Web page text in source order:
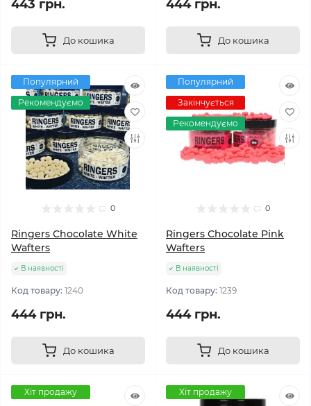
443 грн.
До кошика
444 грн.
До кошика
Популярний
Рекомендуємо
0
Ringers Chocolate White
Wafters
В наявності
Код товару: 1240
444 грн.
До кошика
Популярний
Закінчується
Рекомендуємо
0
Ringers Chocolate Pink
Wafters
В наявності
Код товару: 1239
444 грн.
До кошика
Хіт продажу
Хіт продажу